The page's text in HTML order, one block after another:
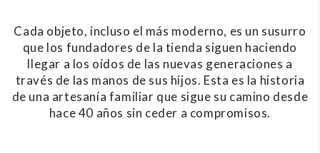
Cada objeto, incluso el más moderno, es un susurro
que los fundadores de la tienda siguen haciendo
llegar a los oídos de las nuevas generaciones a
través de las manos de sus hijos. Esta es la historia
de una artesanía familiar que sigue su camino desde
hace 40 años sin ceder a compromisos.